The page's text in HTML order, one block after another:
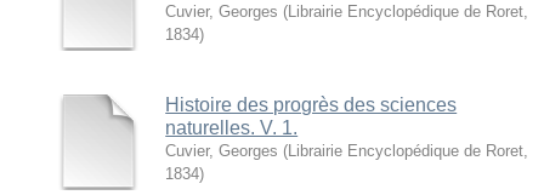
Cuvier, Georges ( Librairie Encyclopédique de Roret
1834)
Histoire des progrès des sciences
naturelles. V. 1.
Cuvier, Georges ( Librairie Encyclopédique de Roret
1834)